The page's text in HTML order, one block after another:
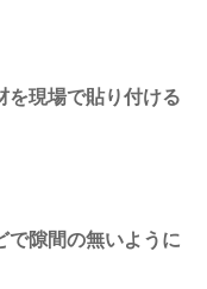
現場で貼り付ける
隙間の無いように